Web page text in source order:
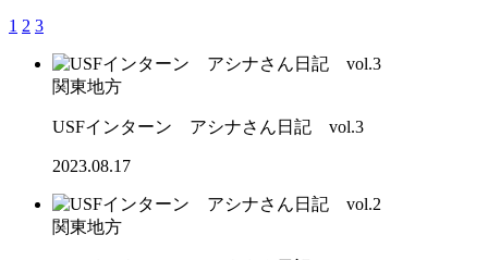
1 2 3
関東地方
USFインターン アシナさん日記 vol.3
2023.08.17
関東地方